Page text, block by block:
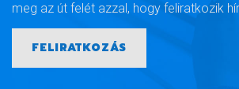
meg az út felét azzal, hogy feliratkozik
FELIRATKOZÁS